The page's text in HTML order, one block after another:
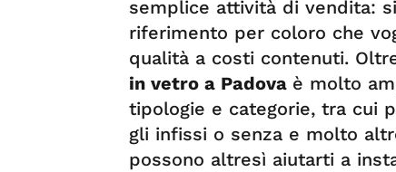
semplice attività di vendita:
riferimento per coloro che
qualità a costi contenuti.
in vetro a Padova è molto
tipologie e categorie, tra cui
gli infissi o senza e molto
possono altresì aiutarti a